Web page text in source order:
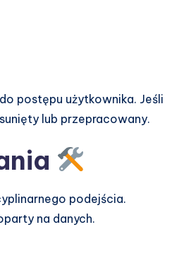
postępu użytkownika. Jeśli
lub przepracowany.
podejścia.
na danych.